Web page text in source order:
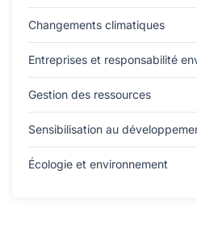
Changements climatiques
Entreprises et responsabilité
Gestion des ressources
Sensibilisation au
Écologie et environnement